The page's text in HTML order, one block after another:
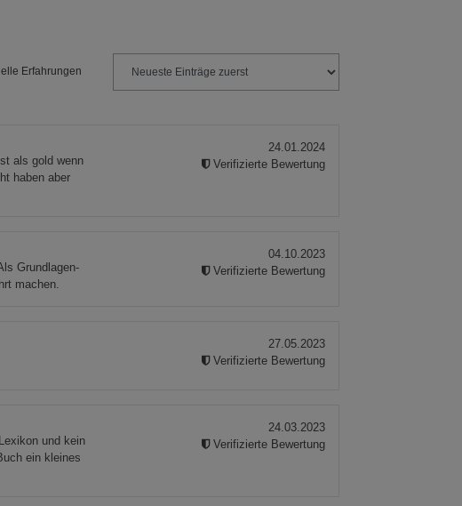
Erfahrungen
als gold wenn
haben aber
24.01.2024
Verifizierte Bewertung
Grundlagen-
machen.
04.10.2023
Verifizierte Bewertung
27.05.2023
Verifizierte Bewertung
und kein
ein kleines
24.03.2023
Verifizierte Bewertung